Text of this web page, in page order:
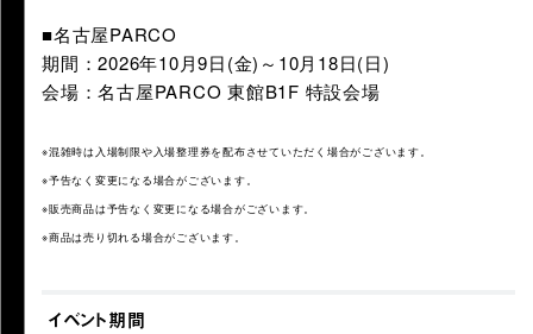
■名古屋PARCO
期間：2026年10月9日(金)～10月18日(日)
会場：名古屋PARCO 東館B1F 特設会場
※混雑時は入場制限や入場整理券を配布させていただく場合がございます。
※予告なく変更になる場合がございます。
※販売商品は予告なく変更になる場合がございます。
※商品は売り切れる場合がございます。
イベント期間